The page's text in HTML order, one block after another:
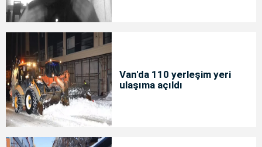
Van'da 110 yerleşim yeri
ulaşıma açıldı